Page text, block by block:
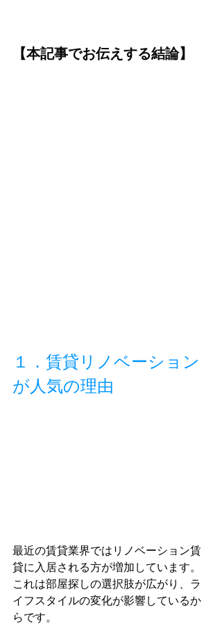
【本記事でお伝えする結論】
１．賃貸リノベーション
が人気の理由
最近の賃貸業界ではリノベーション賃
貸に入居される方が増加しています。
これは部屋探しの選択肢が広がり、ラ
イフスタイルの変化が影響しているか
らです。